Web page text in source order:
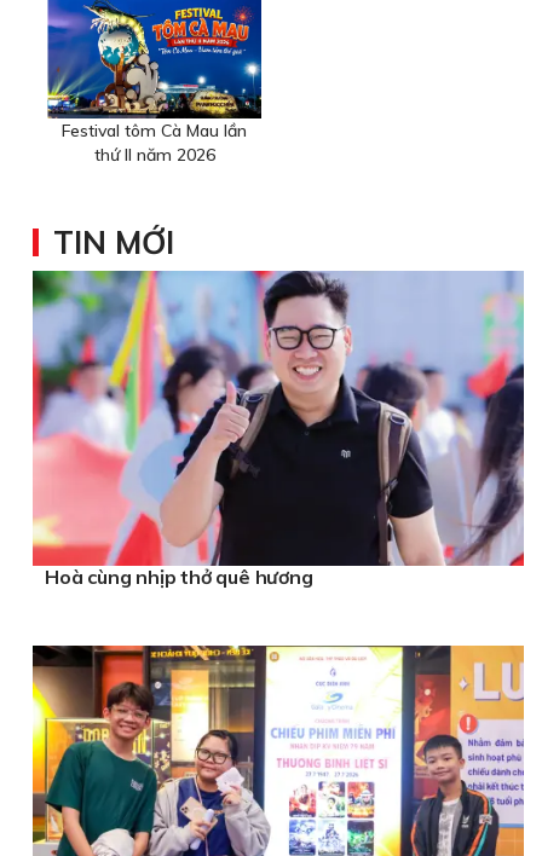
Festival tôm Cà Mau lần
thứ II năm 2026
TIN MỚI
Hoà cùng nhịp thở quê hương